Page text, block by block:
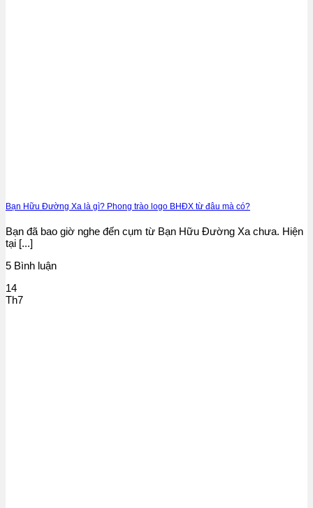
Bạn Hữu Đường Xa là gì? Phong trào logo BHĐX từ đâu mà có?
Bạn đã bao giờ nghe đến cụm từ Bạn Hữu Đường Xa chưa. Hiện
tại [...]
5 Bình luận
14
Th7